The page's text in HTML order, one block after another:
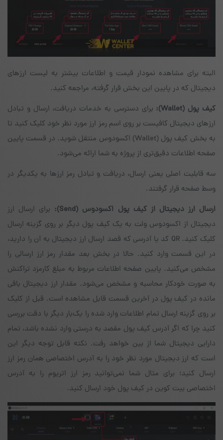
البته برای مشاهده نمودار قیمت و اطلاعات بیشتر به لیست ارزهای
دیجیتال که در پایین این بخش قرار گرفته، مراجعه کنید.
کیف پول (Wallet)
: برای دسترسی به خدمات دریافت، ارسال و تبادل
ارزهای دیجیتال کافیست بر روی اسم رمز ارز مورد نظر خود کلیک کنید تا
به بخش کیف پول (Wallet) اکسودوس منتقل شوید. در قسمت پایین
صفحه اطلاعات دقیق‌تری از پروژه به شما ارائه می‌شود.
سه قابلیت اصلی یعنی ارسال، دریافت و تبادل رمز ارزها به یکدیگر در
وسط صفحه قرار گرفتند.
ارسال ارز دیجیتال از کیف پول اکسودوس (Send)
: برای ارسال ارز
دیجیتال از اکسودوس ولت به یک کیف پول دیگر بر روی گزینه ارسال
کلیک کنید. QR کد یا آدرسی که قصد ارسال ارز دیجیتال به آن را دارید،
در این قسمت وارد کنید. حالا در بخش بعد مقدار رمز ارز ارسالی را
مشخص می‌کنید. پایین صفحه اطلاعات مربوط به مبلغ کارمزد تراکنش
به صورت خودکار محاسبه و مشخص می‌شود. مقدار ارز دیجیتال باقی
مانده در کیف پول در آخرین قسمت قابل مشاهده است. قبل از کلیک
بر روی گزینه ارسال تمام اطلاعات وارد شده را یک‌بار دیگر با دقت بررسی
کنید چرا که اگر آدرس کیف پول مقصد به درستی وارد نشده باشد، تمام
دارایی دیجیتال شما از بین خواهد رفت. نکته قابل توجه دیگر این
است که ارز دیجیتال مورد نظر خود را به آدرس اختصاصی همان رمز ارز
ارسال کنید؛ برای مثال شما نمی‌توانید رمز ارز اتریوم را به آدرس
اختصاصی بیت کوین در کیف پول خود ارسال کنید.